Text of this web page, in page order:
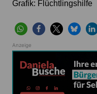
Grafik: Flüchtlingshilfe
Anzeige